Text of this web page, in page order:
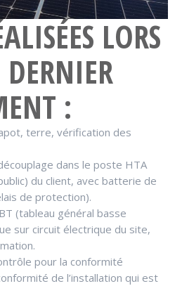
LORS
:
terre, vérification des
dans le poste HTA
du client, avec batterie de
de protection).
(tableau général basse
sur circuit électrique du site,
pour la conformité
de l’installation qui est